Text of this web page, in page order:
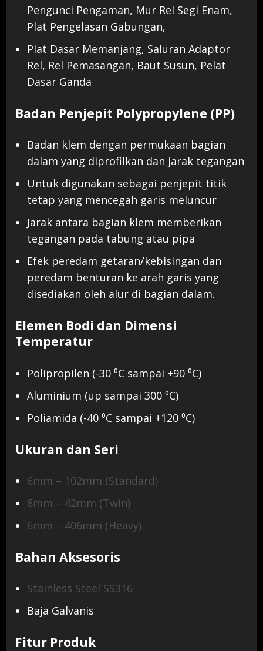
Pengunci Pengaman, Mur Rel Segi Enam,
Plat Pengelasan Gabungan,
Plat Dasar Memanjang, Saluran Adaptor
Rel, Rel Pemasangan, Baut Susun, Pelat
Dasar Ganda
Badan Penjepit Polypropylene (PP)
Badan klem dengan permukaan bagian
dalam yang diprofilkan dan jarak tegangan
Untuk digunakan sebagai penjepit titik
tetap yang mencegah garis meluncur
Jarak antara bagian klem memberikan
tegangan pada tabung atau pipa
Efek peredam getaran/kebisingan dan
peredam benturan ke arah garis yang
disediakan oleh alur di bagian dalam.
Elemen Bodi dan Dimensi
Temperatur
Polipropilen (-30 ⁰C sampai +90 ⁰C)
Aluminium (up sampai 300 ⁰C)
Poliamida (-40 ⁰C sampai +120 ⁰C)
Ukuran dan Seri
6mm – 102mm (Standard)
6mm – 42mm (Twin)
6mm – 406mm (Heavy)
Bahan Aksesoris
Stainless Steel SS316
Baja Galvanis
Fitur Produk